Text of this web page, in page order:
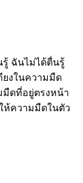
ฉันไม่ได้ตื่นรู้
ยงในความมืด
มืดที่อยู่ตรงหน้า
ห้ความมืดในตัว